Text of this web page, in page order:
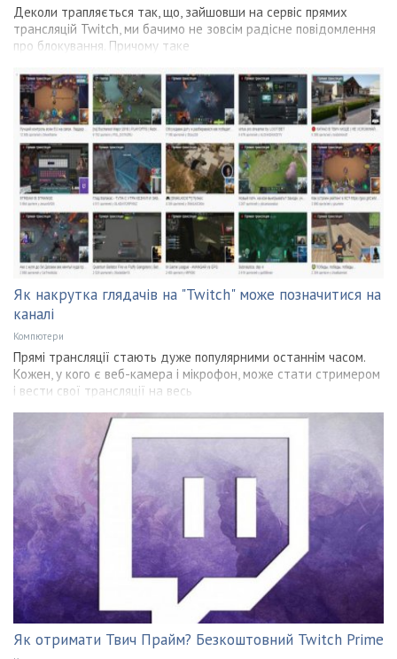
Деколи трапляється так, що, зайшовши на сервіс прямих
трансляцій Twitch, ми бачимо не зовсім радісне повідомлення
про блокування. Причому таке
Як накрутка глядачів на "Twitch" може позначитися на
каналі
Компютери
Прямі трансляції стають дуже популярними останнім часом.
Кожен, у кого є веб-камера і мікрофон, може стати стримером
і вести свої трансляції на весь
Як отримати Твич Прайм? Безкоштовний Twitch Prime